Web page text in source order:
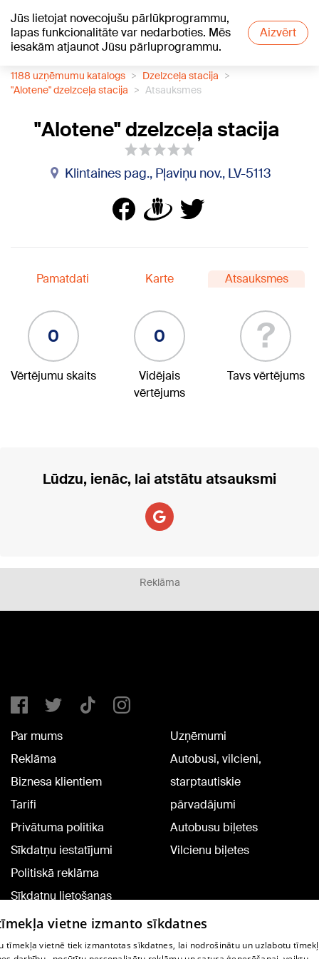
Jūs lietojat novecojušu pārlūkprogrammu,
lapas funkcionalitāte var nedarboties. Mēs
iesakām atjaunot Jūsu pārluprogrammu.
Aizvērt
+21°C
1188 uzņēmumu katalogs
Dzelzceļa stacija
"Alotene" dzelzceļa stacija
Atsauksmes
"Alotene" dzelzceļa stacija
Klintaines pag., Pļaviņu nov., LV-5113
Pamatdati Karte Atsauksmes
0
Vērtējumu skaits
0
Vidējais
vērtējums
?
Tavs vērtējums
Lūdzu, ienāc, lai atstātu atsauksmi
Reklāma
Par mums
Reklāma
Biznesa klientiem
Tarifi
Privātuma politika
Sīkdatņu iestatījumi
Politiskā reklāma
Sīkdatņu lietošanas
noteikumi
Komentāru pievienošana
Uzņēmumi
Autobusi, vilcieni,
starptautiskie
pārvadājumi
Autobusu biļetes
Vilcienu biļetes
vietne izmanto sīkdatnes
tīmekļa vietnē tiek izmantotas sīkdatnes, lai nodrošinātu un uzlabotu